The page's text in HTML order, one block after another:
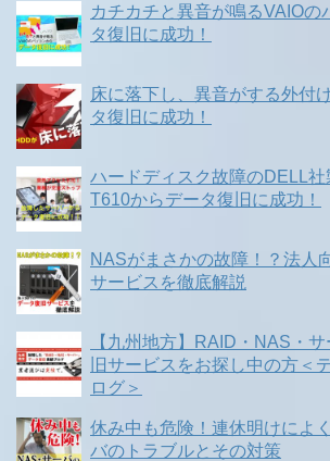
カチカチと異音が鳴るVAIOの
タ復旧に成功！
床に落下し、異音がする外付
タ復旧に成功！
ハードディスク故障のDELL
T610からデータ復旧に成功！
NASがまさかの故障！？法人
サービスを徹底解説
【九州地方】RAID・NAS・
旧サービスをお探し中の方＜
ログ＞
休み中も危険！連休明けによ
バのトラブルとその対策